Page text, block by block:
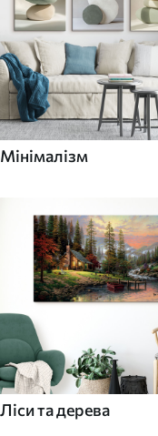
Мінімалізм
Ліси та дерева